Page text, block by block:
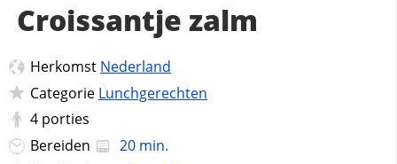
Croissantje zalm
Herkomst Nederland
Categorie Lunchgerechten
4 porties
Bereiden
20 min.